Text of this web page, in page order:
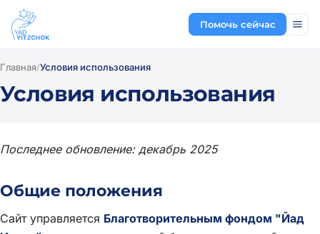
Помочь сейчас
Главная/Условия использования
Условия использования
Последнее обновление: декабрь 2025
Общие положения
Сайт управляется Благотворительным фондом "Йад